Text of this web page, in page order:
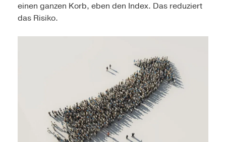
einen ganzen Korb, eben den Index. Das reduziert
das Risiko.